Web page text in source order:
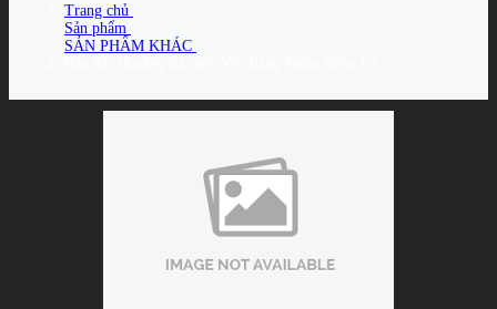
Trang chủ
Sản phẩm
SẢN PHẨM KHÁC